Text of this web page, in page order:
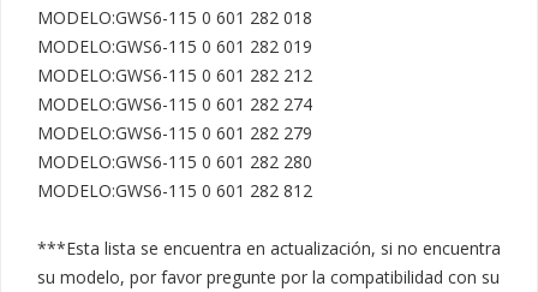
MODELO:GWS6-115 0 601 282 018
MODELO:GWS6-115 0 601 282 019
MODELO:GWS6-115 0 601 282 212
MODELO:GWS6-115 0 601 282 274
MODELO:GWS6-115 0 601 282 279
MODELO:GWS6-115 0 601 282 280
MODELO:GWS6-115 0 601 282 812
***Esta lista se encuentra en actualización, si no encuentra
su modelo, por favor pregunte por la compatibilidad con su